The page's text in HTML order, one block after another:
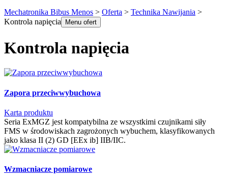
Mechatronika Bibus Menos > Oferta > Technika Nawijania >
Kontrola napięcia
Menu ofert
Kontrola napięcia
Zapora przeciwwybuchowa
Karta produktu
Seria ExMGZ jest kompatybilna ze wszystkimi czujnikami siły
FMS w środowiskach zagrożonych wybuchem, klasyfikowanych
jako klasa II (2) GD [EEx ib] IIB/IIC.
Wzmacniacze pomiarowe